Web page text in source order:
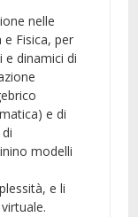
nelle
Fisica, per
e dinamici di
e di
modelli
e li